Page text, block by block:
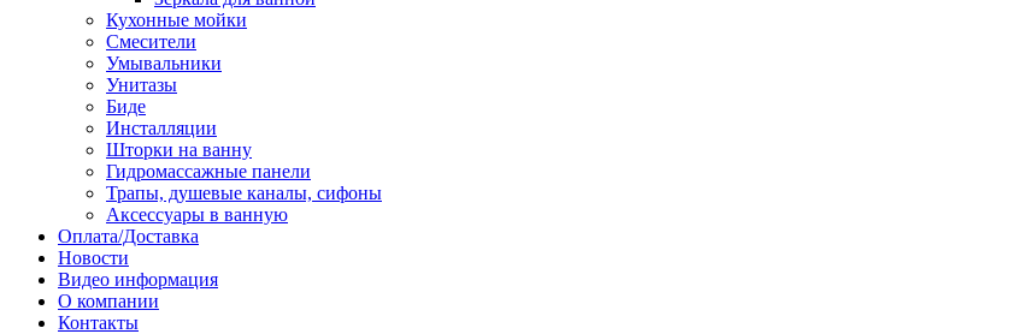
Кухонные мойки
Смесители
Умывальники
Унитазы
Биде
Инсталляции
Шторки на ванну
Гидромассажные панели
Трапы, душевые каналы, сифоны
Аксессуары в ванную
Оплата/Доставка
Новости
Видео информация
О компании
Контакты